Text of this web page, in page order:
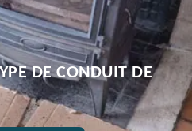
DE CONDUIT DE